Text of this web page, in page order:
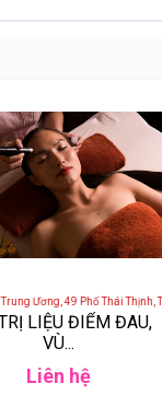
Đa, Hà Nội, Việt Nam
Ương, 49 Phố Thái Thịnh,
LIỆU ĐIỂM ĐAU,
VÙ...
Liên hệ
Sen Tài Thu - Bệnh Viện